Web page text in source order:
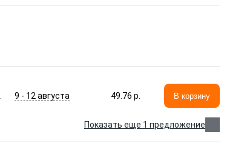
9 - 12 августа 49.76 p. В корзину
Показать еще 1 предложение